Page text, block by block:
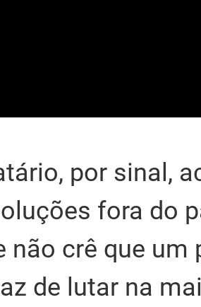
por sinal,
fora do
não crê que
de lutar na